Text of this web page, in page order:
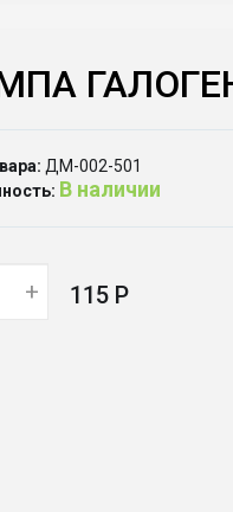
ДМ-002-501
В наличии
+ 115 Р